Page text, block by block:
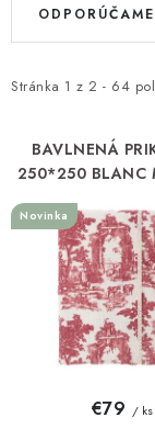
VŠETKY
Ako nakupovať
Podmienky
Návod na údržbu
Pravidlá zliav a
i
r
o
Stránka 1 z 2 - 64
e
e
p
ODPORÚČAME
BAVLNENÁ
250*250 BLANC
Novinka
€79 / ks